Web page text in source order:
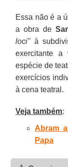
Essa não é a
a obra de
loci"à
exercitante
espécie de
exercícios
à cena teatral.
Veja também:
Abram
Papa